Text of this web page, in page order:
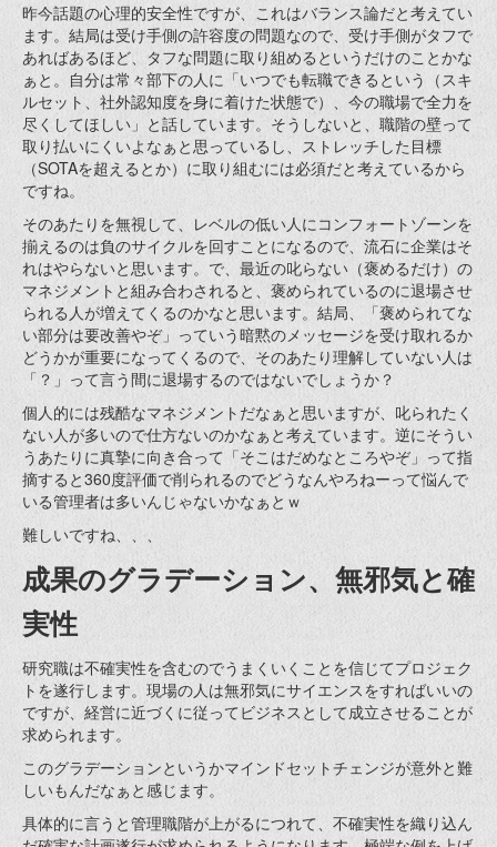
昨今話題の心理的安全性ですが、これはバランス論だと考えてい
ます。結局は受け手側の許容度の問題なので、受け手側がタフで
あればあるほど、タフな問題に取り組めるというだけのことかな
ぁと。自分は常々部下の人に「いつでも転職できるという（スキ
ルセット、社外認知度を身に着けた状態で）、今の職場で全力を
尽くしてほしい」と話しています。そうしないと、職階の壁って
取り払いにくいよなぁと思っているし、ストレッチした目標
（SOTAを超えるとか）に取り組むには必須だと考えているから
ですね。
そのあたりを無視して、レベルの低い人にコンフォートゾーンを
揃えるのは負のサイクルを回すことになるので、流石に企業はそ
れはやらないと思います。で、最近の叱らない（褒めるだけ）の
マネジメントと組み合わされると、褒められているのに退場させ
られる人が増えてくるのかなと思います。結局、「褒められてな
い部分は要改善やぞ」っていう暗黙のメッセージを受け取れるか
どうかが重要になってくるので、そのあたり理解していない人は
「？」って言う間に退場するのではないでしょうか？
個人的には残酷なマネジメントだなぁと思いますが、叱られたく
ない人が多いので仕方ないのかなぁと考えています。逆にそうい
うあたりに真摯に向き合って「そこはだめなところやぞ」って指
摘すると360度評価で削られるのでどうなんやろねーって悩んで
いる管理者は多いんじゃないかなぁとｗ
難しいですね、、、
成果のグラデーション、無邪気と確
実性
研究職は不確実性を含むのでうまくいくことを信じてプロジェク
トを遂行します。現場の人は無邪気にサイエンスをすればいいの
ですが、経営に近づくに従ってビジネスとして成立させることが
求められます。
このグラデーションというかマインドセットチェンジが意外と難
しいもんだなぁと感じます。
具体的に言うと管理職階が上がるにつれて、不確実性を織り込ん